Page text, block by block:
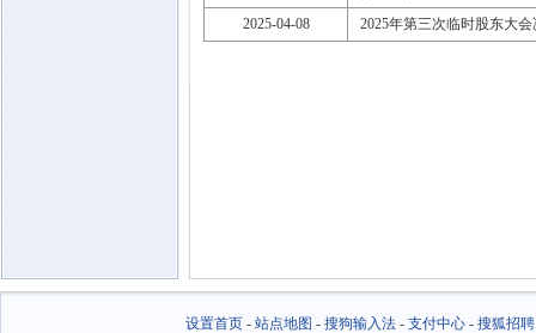
2025-04-08
2025年第三次临时股东大
设置首页- 站点地图 - 搜狗输入法- 支付中心- 搜狐招聘